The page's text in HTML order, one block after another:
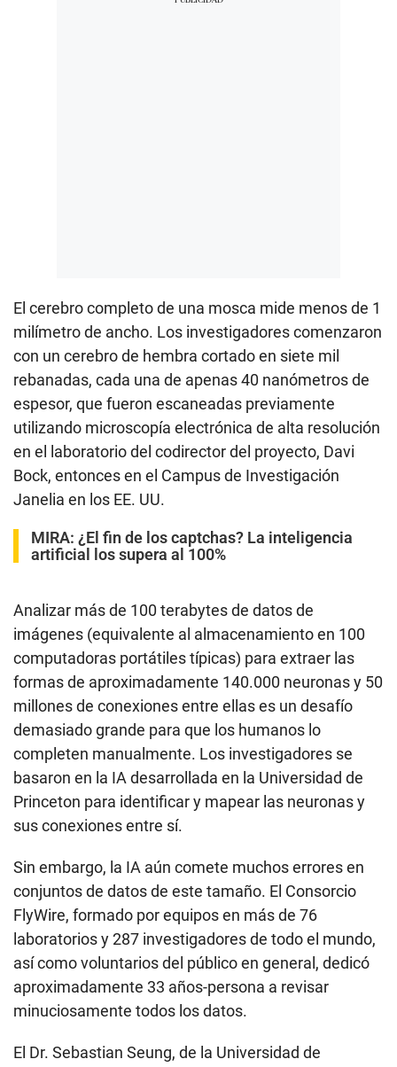
El cerebro completo de una mosca mide menos de 1
milímetro de ancho. Los investigadores comenzaron
con un cerebro de hembra cortado en siete mil
rebanadas, cada una de apenas 40 nanómetros de
espesor, que fueron escaneadas previamente
utilizando microscopía electrónica de alta resolución
en el laboratorio del codirector del proyecto, Davi
Bock, entonces en el Campus de Investigación
Janelia en los EE. UU.
MIRA: ¿El fin de los captchas? La inteligencia
artificial los supera al 100%
Analizar más de 100 terabytes de datos de
imágenes (equivalente al almacenamiento en 100
computadoras portátiles típicas) para extraer las
formas de aproximadamente 140.000 neuronas y 50
millones de conexiones entre ellas es un desafío
demasiado grande para que los humanos lo
completen manualmente. Los investigadores se
basaron en la IA desarrollada en la Universidad de
Princeton para identificar y mapear las neuronas y
sus conexiones entre sí.
Sin embargo, la IA aún comete muchos errores en
conjuntos de datos de este tamaño. El Consorcio
FlyWire, formado por equipos en más de 76
laboratorios y 287 investigadores de todo el mundo,
así como voluntarios del público en general, dedicó
aproximadamente 33 años-persona a revisar
minuciosamente todos los datos.
El Dr. Sebastian Seung, de la Universidad de